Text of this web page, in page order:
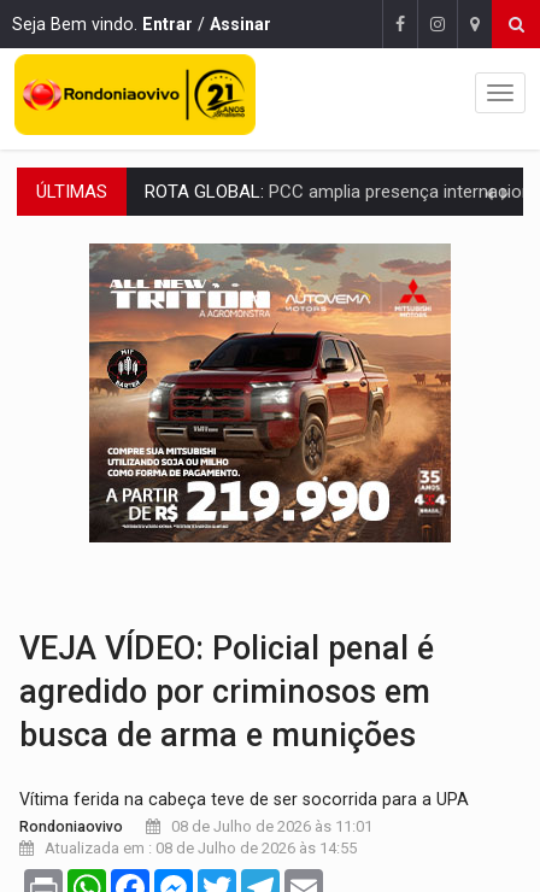
Seja Bem vindo. Entrar / Assinar
ÚLTIMAS CONEXÃO RONDONIAOVIVO:Museólogo Antônio Ocampo conduz a história de
EXTENSÃO DE DANOS:Ferroviários pedem ao Iphan recuperação de área
VARIANDO O CARDÁPIO:Veja essa receita de carne assada para o
PREJUÍZO AOS ESTUDANTES:Greve dos professores em PVH é
POSSESSÃO DE DEBORAH LOGAN:Terror mistura mistério e filmagens
TRANSPARÊNCIA:TCE reúne candidatos ao Governo e apresenta
ELAS DECIDEM:Mulheres são maioria e representam 52% do eleitorado de
NO CARRO:Homem é preso com pistola 9mm durante abordagem da Força
VEJA VÍDEO: Policial penal é
agredido por criminosos em
busca de arma e munições
Vítima ferida na cabeça teve de ser socorrida para a UPA
Rondoniaovivo
08 de Julho de 2026 às 11:01
Atualizada em : 08 de Julho de 2026 às 14:55
Print WhatsAppFacebookMessenger
TwitterTelegram